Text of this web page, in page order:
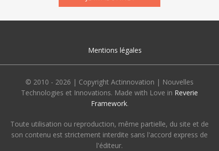
Mentions légales
© 2010 - 2026 | Copyright Actinnovation | Nouvelles
Technologies et Innovations. Made with Love in Reverie
Framework.
Toute utilisation ou reproduction, même partielle, du site et de
son contenu est strictement interdite sans l'accord express de
l'éditeur.